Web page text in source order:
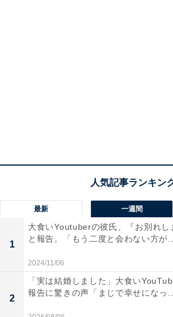
最新 一週間
1
大食いYoutuberの彼氏、『お別れし
と報告。「もう二度と会わない方が
2024/11/06
2
「実は結婚しました」大食い
報告に驚きの声「まじで幸せになっ